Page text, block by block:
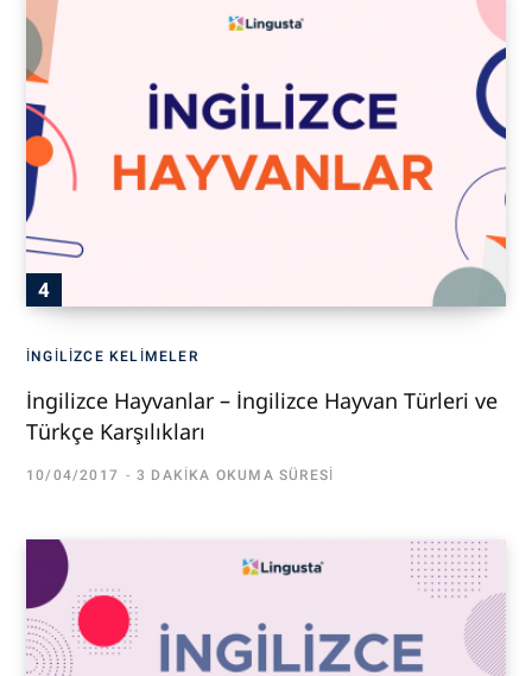
İNGILIZCE KELIMELER
İngilizce Hayvanlar – İngilizce Hayvan Türleri ve
Türkçe Karşılıkları
10/04/2017 3 DAKIKA OKUMA SÜRESI